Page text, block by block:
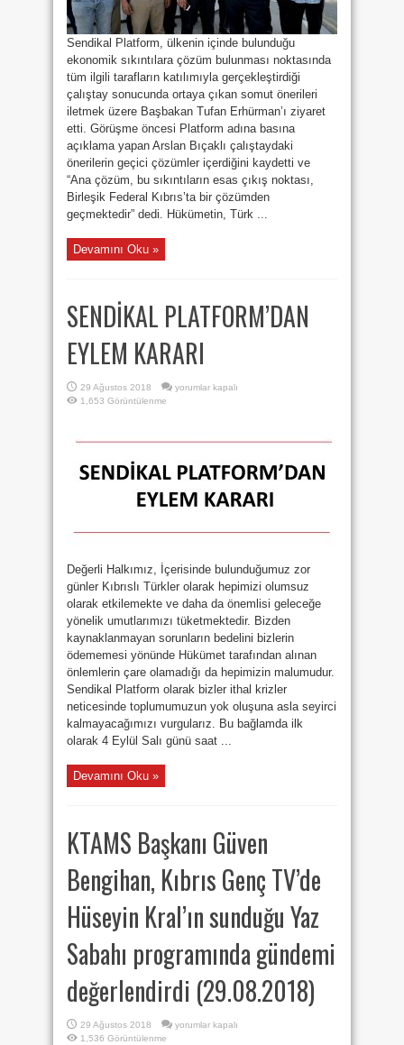
Sendikal Platform, ülkenin içinde bulunduğu
ekonomik sıkıntılara çözüm bulunması noktasında
tüm ilgili tarafların katılımıyla gerçekleştirdiği
çalıştay sonucunda ortaya çıkan somut önerileri
iletmek üzere Başbakan Tufan Erhürman’ı ziyaret
etti. Görüşme öncesi Platform adına basına
açıklama yapan Arslan Bıçaklı çalıştaydaki
önerilerin geçici çözümler içerdiğini kaydetti ve
“Ana çözüm, bu sıkıntıların esas çıkış noktası,
Birleşik Federal Kıbrıs’ta bir çözümden
geçmektedir” dedi. Hükümetin, Türk ...
Devamını Oku »
SENDİKAL PLATFORM’DAN
EYLEM KARARI
29 Ağustos 2018
SENDİKAL
yorumlar kapalı
1,653 Görüntülenme
Değerli Halkımız, İçerisinde bulunduğumuz zor
günler Kıbrıslı Türkler olarak hepimizi olumsuz
olarak etkilemekte ve daha da önemlisi geleceğe
yönelik umutlarımızı tüketmektedir. Bizden
kaynaklanmayan sorunların bedelini bizlerin
ödememesi yönünde Hükümet tarafından alınan
önlemlerin çare olamadığı da hepimizin malumudur.
Sendikal Platform olarak bizler ithal krizler
neticesinde toplumumuzun yok oluşuna asla seyirci
kalmayacağımızı vurgularız. Bu bağlamda ilk
olarak 4 Eylül Salı günü saat ...
Devamını Oku »
KTAMS Başkanı Güven
Bengihan, Kıbrıs Genç TV’de
Hüseyin Kral’ın sunduğu Yaz
Sabahı programında gündemi
değerlendirdi (29.08.2018)
29 Ağustos 2018
KTAMS
yorumlar kapalı
1,536 Görüntülenme